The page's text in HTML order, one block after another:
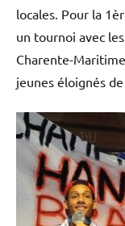
locales. Pour la
un tournoi avec
Charente-
jeunes éloignés